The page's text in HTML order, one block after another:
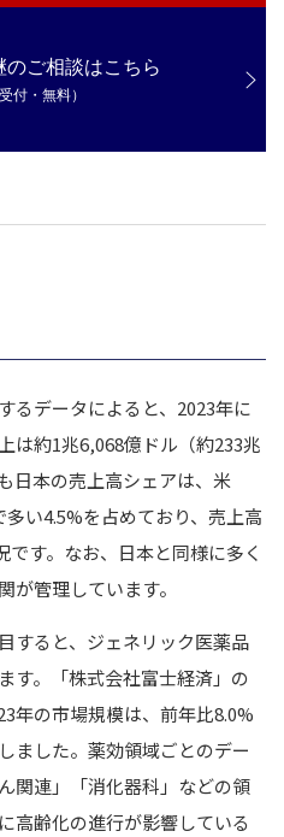
がある
押さえてM&Aを成功させましょ
ご相談はこちら
付・無料）
るデータによると、2023年に
は約1兆6,068億ドル（約233兆
日本の売上高シェアは、米
い4.5%を占めており、売上高
です。なお、日本と同様に多く
が管理しています。
すると、ジェネリック医薬品
す。「株式会社富士経済」の
年の市場規模は、前年比8.0%
ました。薬効領域ごとのデー
関連」「消化器科」などの領
高齢化の進行が影響している